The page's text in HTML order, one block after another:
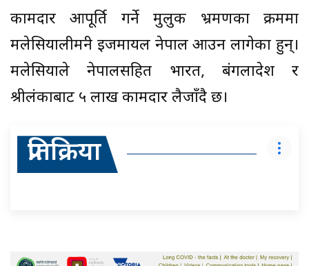
कामदार आपूर्ति गर्ने मुलुक भ्रमणका क्रममा
मलेसियालीमन्त्री इजमायल नेपाल आउन लागेका हुन्।
मलेसियाले नेपालसहित भारत, बंगलादेश र
श्रीलंकाबाट ५ लाख कामदार लैजाँदै छ।
प्रतिक्रिया